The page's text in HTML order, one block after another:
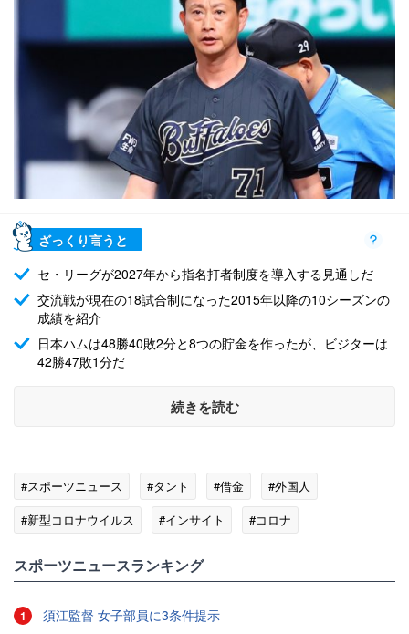
ざっくり言うと
セ・リーグが2027年から指名打者制度を導入する見通しだ
交流戦が現在の18試合制になった2015年以降の10シーズンの
成績を紹介
日本ハムは48勝40敗2分と8つの貯金を作ったが、ビジターは
42勝47敗1分だ
続きを読む
#スポーツニュース #タント #借金
#外国人
#新型コロナウイルス
#インサイト #コロナ
スポーツニュースランキング
1 須江監督 女子部員に3条件提示